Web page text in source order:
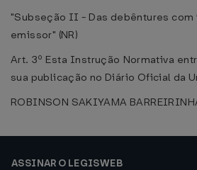
"Subseção II - Das debêntures
emissor" (NR)
Art. 3º Esta Instrução Normativa
sua publicação no Diário Oficial da
ROBINSON SAKIYAMA
ASSINAR O LEGISWEB